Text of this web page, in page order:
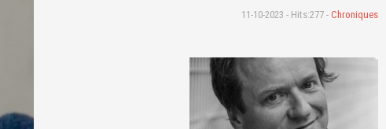
11-10-2023 - Hits:277 - Chroniques